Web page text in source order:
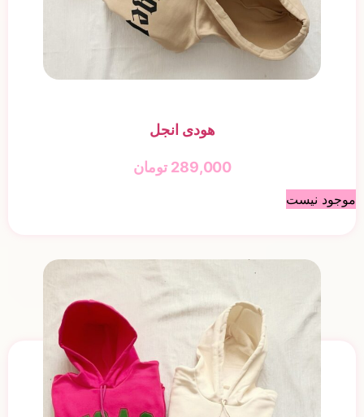
هودی انجل
289,000 تومان
موجود نیست